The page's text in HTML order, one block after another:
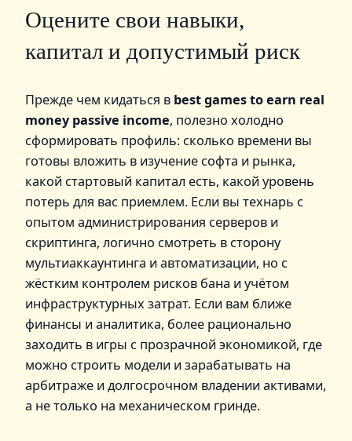
Оцените свои навыки,
капитал и допустимый риск
Прежде чем кидаться в best games to earn real
money passive income, полезно холодно
сформировать профиль: сколько времени вы
готовы вложить в изучение софта и рынка,
какой стартовый капитал есть, какой уровень
потерь для вас приемлем. Если вы технарь с
опытом администрирования серверов и
скриптинга, логично смотреть в сторону
мультиаккаунтинга и автоматизации, но с
жёстким контролем рисков бана и учётом
инфраструктурных затрат. Если вам ближе
финансы и аналитика, более рационально
заходить в игры с прозрачной экономикой, где
можно строить модели и зарабатывать на
арбитраже и долгосрочном владении активами,
а не только на механическом гринде.